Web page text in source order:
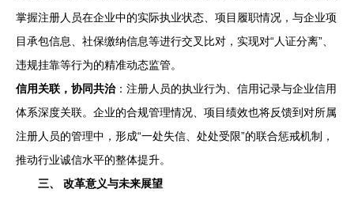
掌握注册人员在企业中的实际执业状态、项目履职情况，与企业项
目承包信息、社保缴纳信息等进行交叉比对，实现对“人证分离”、
违规挂靠等行为的精准动态监管。
信用关联，协同共治：注册人员的执业行为、信用记录与企业信用
体系深度关联。企业的合规管理情况、项目绩效也将反馈到对所属
注册人员的管理中，形成“一处失信、处处受限”的联合惩戒机制，
推动行业诚信水平的整体提升。
三、 改革意义与未来展望